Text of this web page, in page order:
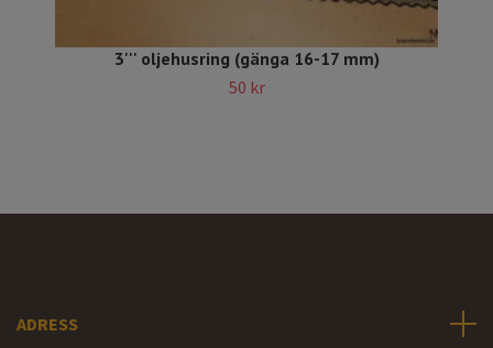
3''' oljehusring (gänga 16-17 mm)
50 kr
ADRESS